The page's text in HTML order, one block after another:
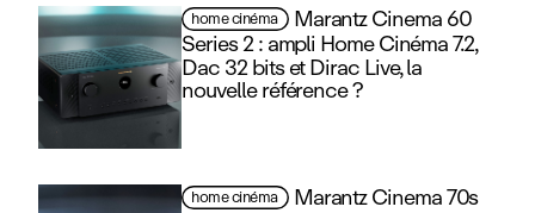
home cinéma Marantz Cinema 60
Series 2 : ampli Home Cinéma 7.2,
Dac 32 bits et Dirac Live, la
nouvelle référence ?
home cinéma Marantz Cinema 70s